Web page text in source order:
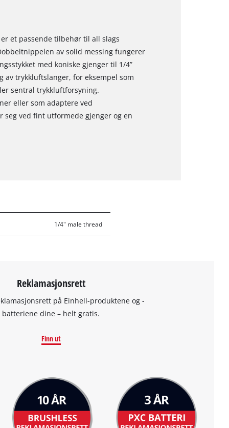
et passende tilbehør til all slags
av solid messing fungerer
med koniske gjenger til 1/4”
av trykkluftslanger, for eksempel som
sentral trykkluftforsyning.
eller som adaptere ved
ved fint utformede gjenger og en
1/4" male thread
Reklamasjonsrett
på Einhell-produktene og -
batteriene dine – helt gratis.
Finn ut